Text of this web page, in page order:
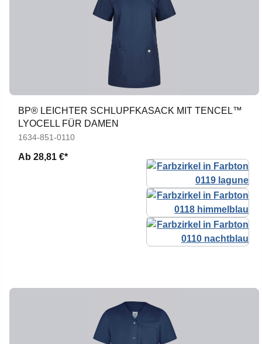
BP® LEICHTER SCHLUPFKASACK MIT TENCEL™
LYOCELL FÜR DAMEN
1634-851-0110
Ab 28,81 €*